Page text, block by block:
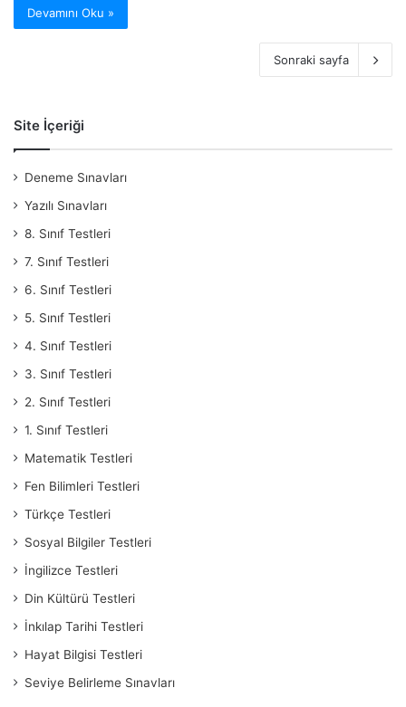
Devamını Oku »
Sonraki sayfa
Site İçeriği
Deneme Sınavları
Yazılı Sınavları
8. Sınıf Testleri
7. Sınıf Testleri
6. Sınıf Testleri
5. Sınıf Testleri
4. Sınıf Testleri
3. Sınıf Testleri
2. Sınıf Testleri
1. Sınıf Testleri
Matematik Testleri
Fen Bilimleri Testleri
Türkçe Testleri
Sosyal Bilgiler Testleri
İngilizce Testleri
Din Kültürü Testleri
İnkılap Tarihi Testleri
Hayat Bilgisi Testleri
Seviye Belirleme Sınavları